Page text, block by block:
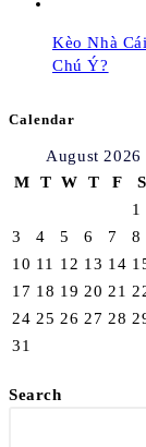
Kèo Nhà
Chú Ý?
Calendar
August 2026
M
T W T F S
1
3
4 5 6 7 8
10 11 12 13 14
17 18 19 20 21
24 25 26 27 28
31
Search